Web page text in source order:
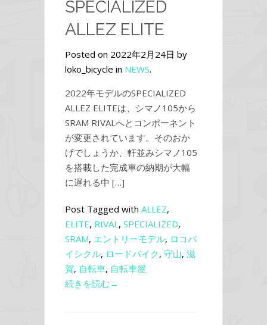
SPECIALIZED
ALLEZ ELITE
Posted on 2022年2月24日 by
loko_bicycle in NEWS.
2022年モデルのSPECIALIZED
ALLEZ ELITEは、シマノ105から
SRAM RIVALへとコンポーネント
が変更されています。そのおか
げでしょうか、軒並みシマノ105
を搭載した完成車の納期が大幅
に遅れる中 […]
Post Tagged with ALLEZ,
ELITE, RIVAL, SPECIALIZED,
SRAM, エントリーモデル, ロコバ
イシクル, ロードバイク, 守山, 滋
賀, 自転車, 自転車屋
続きを読む→